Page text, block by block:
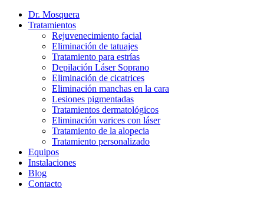
Dr. Mosquera
Tratamientos
Rejuvenecimiento facial
Eliminación de tatuajes
Tratamiento para estrías
Depilación Láser Soprano
Eliminación de cicatrices
Eliminación manchas en la cara
Lesiones pigmentadas
Tratamientos dermatológicos
Eliminación varices con láser
Tratamiento de la alopecia
Tratamiento personalizado
Equipos
Instalaciones
Blog
Contacto